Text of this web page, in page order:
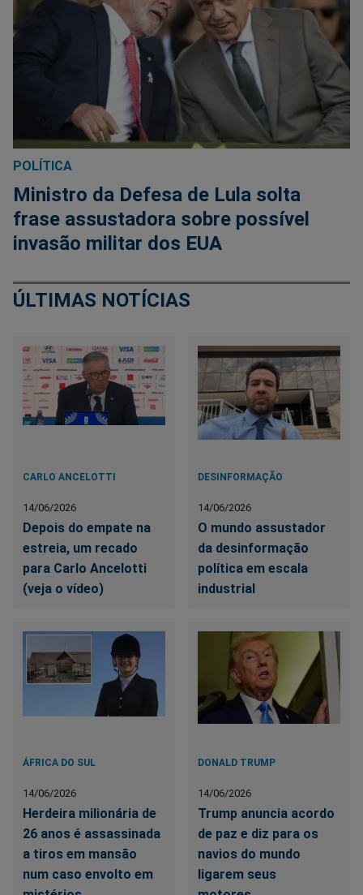
POLÍTICA
Ministro da Defesa de Lula solta
frase assustadora sobre possível
invasão militar dos EUA
ÚLTIMAS NOTÍCIAS
CARLO ANCELOTTI
14/06/2026
Depois do empate na
estreia, um recado
para Carlo Ancelotti
(veja o vídeo)
DESINFORMAÇÃO
14/06/2026
O mundo assustador
da desinformação
política em escala
industrial
ÁFRICA DO SUL
14/06/2026
Herdeira milionária de
26 anos é assassinada
a tiros em mansão
num caso envolto em
DONALD TRUMP
14/06/2026
Trump anuncia acordo
de paz e diz para os
navios do mundo
ligarem seus